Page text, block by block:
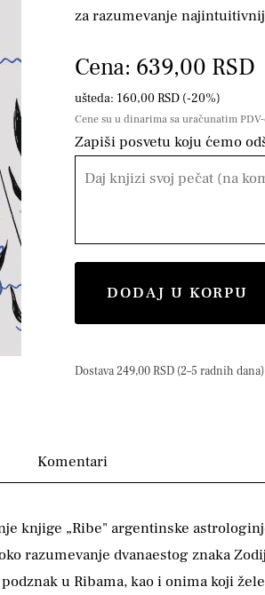
za razumevanje
Cena: 639,00 RSD
ušteda: 160,00 RSD (-20%)
Cene su u dinarima sa uračunatim
Zapiši posvetu koju ćemo
DODAJ U KORPU
Dostava 249,00 RSD (2–5 radnih
Komentari
knjige „Ribe" argentinske
razumevanje dvanaestog znaka
u Ribama, kao i onima koji